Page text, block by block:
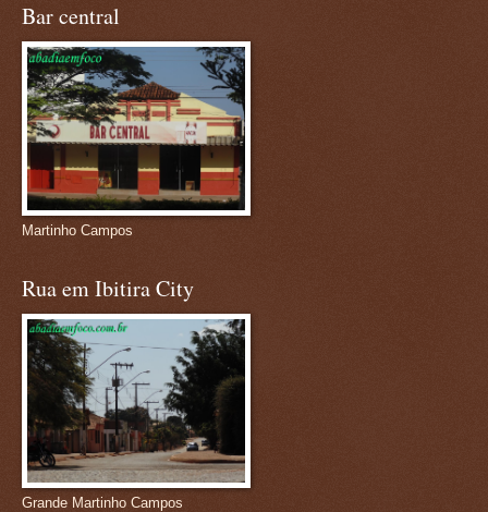
Bar central
Martinho Campos
Rua em Ibitira City
Grande Martinho Campos